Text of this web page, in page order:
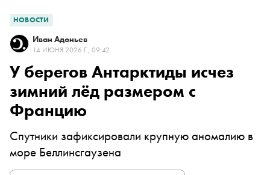
НОВОСТИ
Иван Адоньев
14 ИЮНЯ 2026 Г., 09:42
У берегов Антарктиды исчез
зимний лёд размером с
Францию
Спутники зафиксировали крупную аномалию в
море Беллинсгаузена